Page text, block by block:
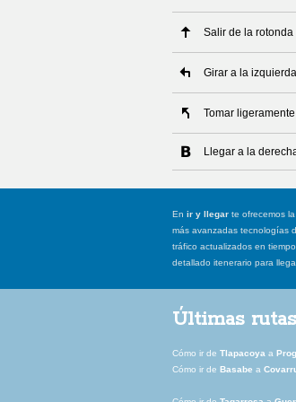
Salir de la
Girar a la izquierda
Tomar
Llegar a la
En ir y llegar te ofrecemos
más avanzadas tecnologías
tráfico actualizados en
detallado itenerario para
Últimas
Cómo ir de Tlapacoya a
Cómo ir de Basabe a